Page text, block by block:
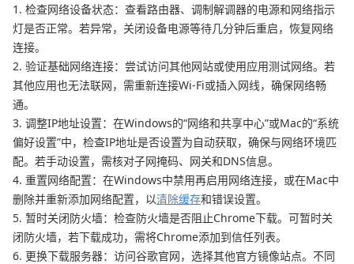
1. 检查网络设备状态：查看路由器、调制解调器的电源和网络指示
灯是否正常。若异常，关闭设备电源等待几分钟后重启，恢复网络
连接。
2. 验证基础网络连接：尝试访问其他网站或使用应用测试网络。若
其他应用也无法联网，需重新连接Wi-Fi或插入网线，确保网络畅
通。
3. 调整IP地址设置：在Windows的“网络和共享中心”或Mac的“系统
偏好设置”中，检查IP地址是否设置为自动获取，确保与网络环境匹
配。若手动设置，需核对子网掩码、网关和DNS信息。
4. 重置网络配置：在Windows中禁用再启用网络连接，或在Mac中
删除并重新添加网络配置，以清除缓存和错误设置。
5. 暂时关闭防火墙：检查防火墙是否阻止Chrome下载。可暂时关
闭防火墙，若下载成功，需将Chrome添加到信任列表。
6. 更换下载服务器：访问谷歌官网，选择其他官方镜像站点。不同